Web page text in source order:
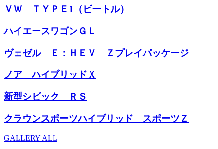
ＶＷ ＴＹＰＥ1（ビートル）
ハイエースワゴンＧＬ
ヴェゼル Ｅ：ＨＥＶ Ｚプレイパッケージ
ノア ハイブリッドＸ
新型シビック ＲＳ
クラウンスポーツハイブリッド スポーツＺ
GALLERY ALL